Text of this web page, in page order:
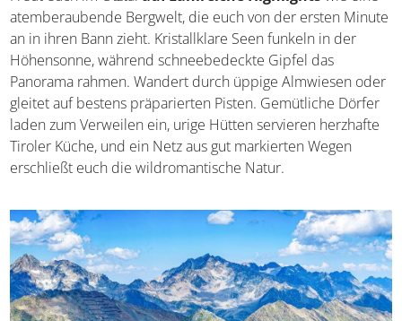
Freut euch im Ötztalauf zahlreiche Highlightswie
eine atemberaubende Bergwelt, die euch von der ersten
Minute an in ihren Bann zieht. Kristallklare Seen funkeln
in der Höhensonne, während schneebedeckte Gipfel das
Panorama rahmen. Wandert durch üppige Almwiesen
oder gleitet auf bestens präparierten Pisten. Gemütliche
Dörfer laden zum Verweilen ein, urige Hütten servieren
herzhafte Tiroler Küche, und ein Netz aus gut markierten